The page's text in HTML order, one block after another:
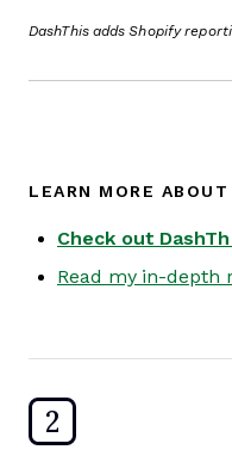
DashThis adds Shopify
LEARN MORE
Check out
Read my in-depth
2